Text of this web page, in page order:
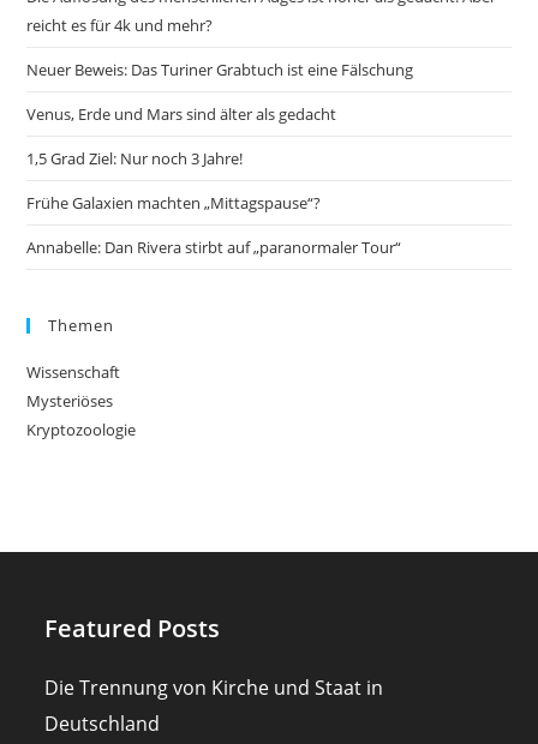
reicht es für 4k und mehr?
Neuer Beweis: Das Turiner Grabtuch ist eine Fälschung
Venus, Erde und Mars sind älter als gedacht
1,5 Grad Ziel: Nur noch 3 Jahre!
Frühe Galaxien machten „Mittagspause“?
Annabelle: Dan Rivera stirbt auf „paranormaler Tour“
Themen
Wissenschaft
Mysteriöses
Kryptozoologie
Featured Posts
Die Trennung von Kirche und Staat in
Deutschland